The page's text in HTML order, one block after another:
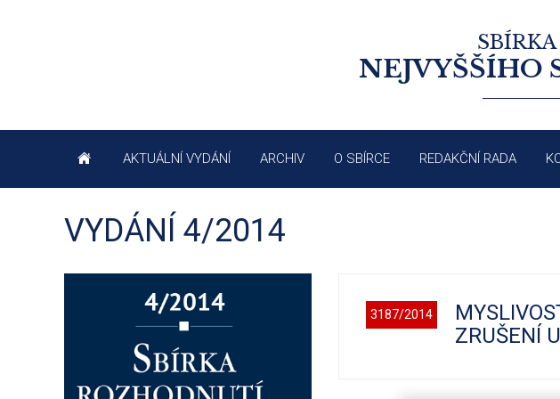
NEJVYŠŠÍHO
AKTUÁLNÍ VYDÁNÍ ARCHIV O SBÍRCE REDAKČNÍ RADA
VYDÁNÍ 4/2014
3187/2014
ZRUŠENÍ